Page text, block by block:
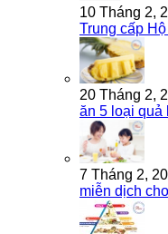
10 Tháng 2,
Trung cấp
20 Tháng 2,
ăn 5 loại quả
7 Tháng 2,
miễn dịch